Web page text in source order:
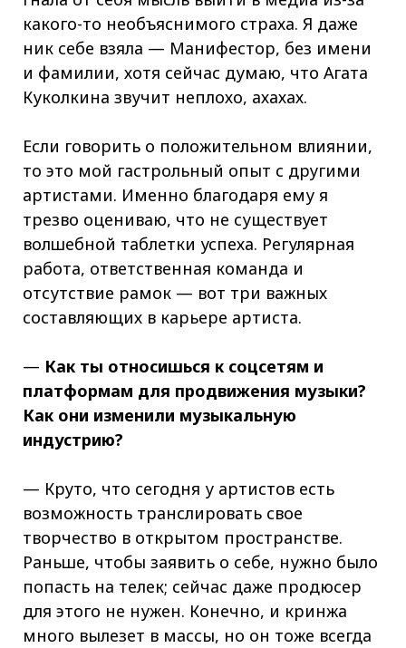
какого-то необъяснимого страха. Я даже
ник себе взяла — Манифестор, без имени
и фамилии, хотя сейчас думаю, что Агата
Куколкина звучит неплохо, ахахах.
Если говорить о положительном влиянии,
то это мой гастрольный опыт с другими
артистами. Именно благодаря ему я
трезво оцениваю, что не существует
волшебной таблетки успеха. Регулярная
работа, ответственная команда и
отсутствие рамок — вот три важных
составляющих в карьере артиста.
— Как ты относишься к соцсетям и
платформам для продвижения музыки?
Как они изменили музыкальную
индустрию?
— Круто, что сегодня у артистов есть
возможность транслировать свое
творчество в открытом пространстве.
Раньше, чтобы заявить о себе, нужно было
попасть на телек; сейчас даже продюсер
для этого не нужен. Конечно, и кринжа
много вылезет в массы, но он тоже всегда